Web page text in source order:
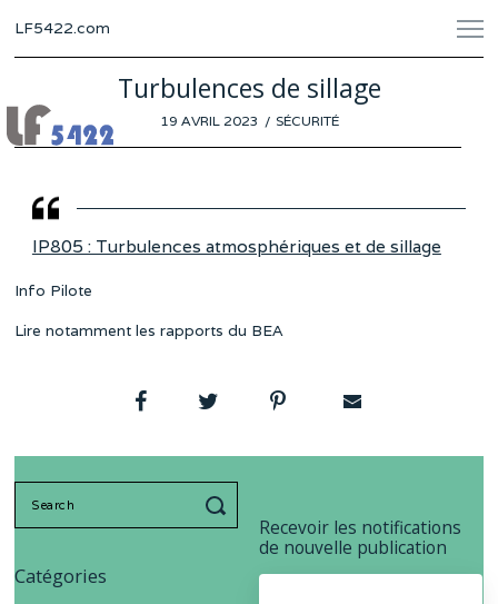
LF5422.com
Turbulences de sillage
POSTED
19 AVRIL 2023 12 SÉCURITÉ
IP805 : Turbulences atmosphériques et de sillage
Info Pilote
Lire notamment les rapports du BEA
Recevoir les notifications
de nouvelle publication
Catégories